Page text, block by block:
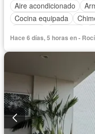
Aire acondicionado
Cocina equipada
Hace 6 días, 5 horas en -